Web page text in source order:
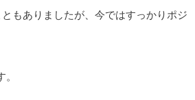
もありましたが、今ではすっかりポジ